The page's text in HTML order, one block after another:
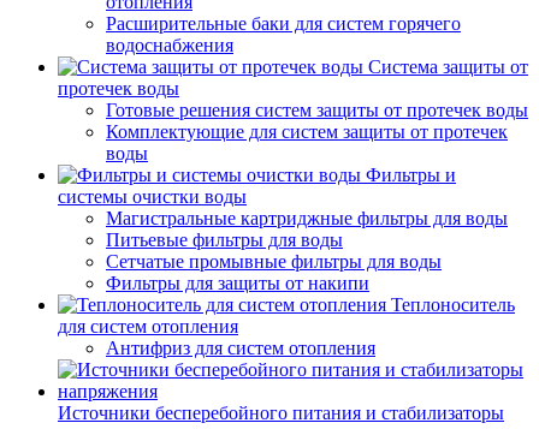
Расширительные баки для систем горячего
водоснабжения
Система защиты от
протечек воды
Готовые решения систем защиты от протечек воды
Комплектующие для систем защиты от протечек
воды
Фильтры и
системы очистки воды
Магистральные картриджные фильтры для воды
Питьевые фильтры для воды
Сетчатые промывные фильтры для воды
Фильтры для защиты от накипи
Теплоноситель
для систем отопления
Антифриз для систем отопления
Источники бесперебойного питания и стабилизаторы